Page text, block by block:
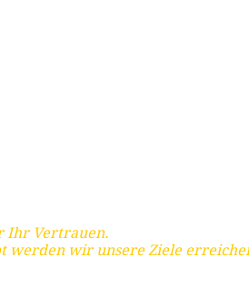
Ihr Vertrauen.
werden wir unsere Ziele